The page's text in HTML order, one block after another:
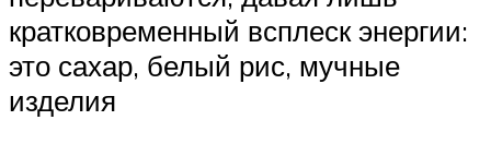
кратковременный всплеск энергии:
это сахар, белый рис, мучные
изделия